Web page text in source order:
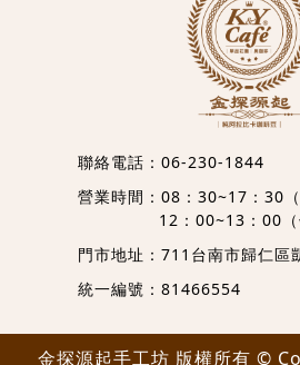
聯絡電話： 06-230-1844
營業時間：08：30~17：30（
12：00~13：00（
門市地址： 711台南市歸仁區
統一編號：81466554
金探源起手工坊 版權所有 ©